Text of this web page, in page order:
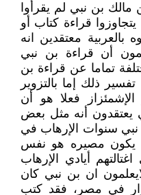
مالك بن نبي لم يقرأوا
قراءة كتاب أو
بالعربية معتقدين انه
أن قراءة بن نبي
تماما عن قراءة بن
ذلك إما بالتزوير
فعلا هو أن
يعتقدون أنه مثل بعض
سنوات الإرهاب في
يكون مصيره هو نفس
أيادي الإرهاب
ان بن نبي كان
في مصر، فقد كتب